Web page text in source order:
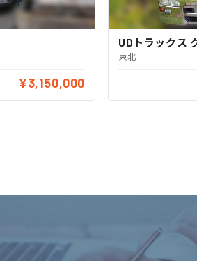
¥3,150,000
UDトラックス
東北